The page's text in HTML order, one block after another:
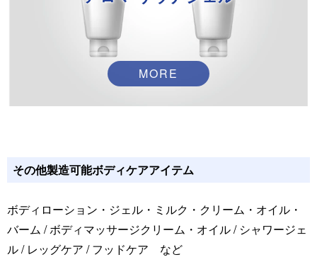
MORE
その他製造可能ボディケアアイテム
ボディローション・ジェル・ミルク・クリーム・オイル・
バーム / ボディマッサージクリーム・オイル / シャワージェ
ル / レッグケア / フッドケア など